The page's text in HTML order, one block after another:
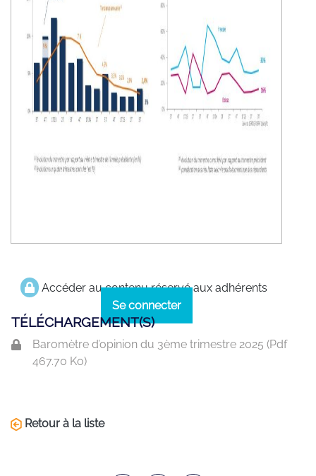
Accéder au contenu réservé aux adhérents
Se connecter
TÉLÉCHARGEMENT(S)
Baromètre d’opinion du 3ème trimestre 2025 (Pdf
467.70 Ko)
Retour à la liste